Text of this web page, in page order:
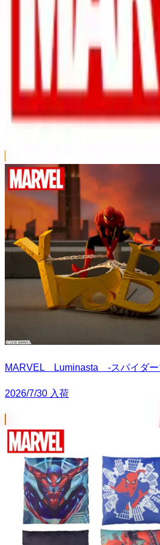
本リストは、入荷予定（実
超人気景品は【入荷日〜翌日
新入荷景品の投入時間も、当
MARVEL の景品
MARVEL Luminasta ‐スパイダー
2026/7/30 入荷